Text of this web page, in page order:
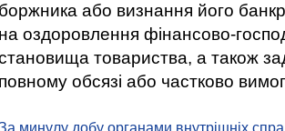
боржника або визнання його
на оздоровлення фінансово-
товариства, а також
повному обсязі або частково
минулу добу органами внутрішніх